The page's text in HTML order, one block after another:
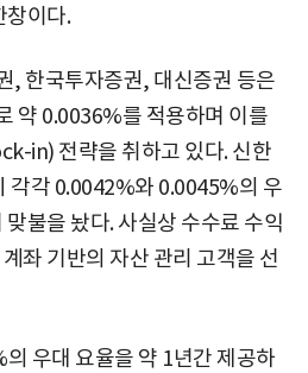
창이다.
, 한국투자증권, 대신증권 등은
약 0.0036%를 적용하며 이를
in) 전략을 취하고 있다. 신한
각각 0.0042%와 0.0045%의 우
불을 놨다. 사실상 수수료 수익
좌 기반의 자산 관리 고객을 선
우대 요율을 약 1년간 제공하